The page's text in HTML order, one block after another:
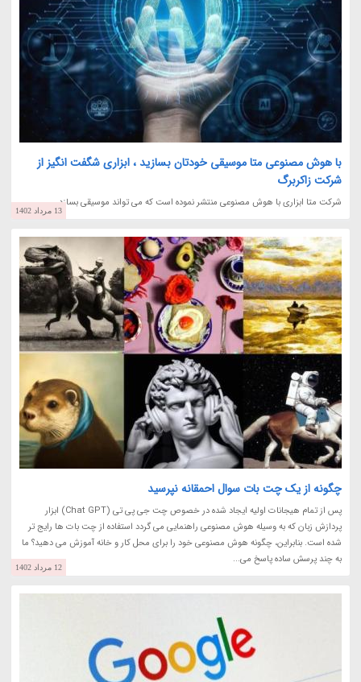
با هوش مصنوعی متا موسیقی خودتان بسازید ، ابزاری شگفت انگیز از
شرکت زاکربرگ
شرکت متا ابزاری با هوش مصنوعی منتشر نموده است که می تواند موسیقی بسازد.
13 مرداد 1402
چگونه از یک چت بات سوال احمقانه نپرسید
پس از تمام هیجانات اولیه ایجاد شده در خصوص چت جی پی تی (Chat GPT) ابزار
پردازش زبان که به وسیله هوش مصنوعی راهنمایی می گردد استفاده از چت بات ها رایج تر
شده است. بنابراین، چگونه هوش مصنوعی خود را برای محل کار و خانه آموزش می دهید؟ ما
به چند پرسش ساده پاسخ می...
12 مرداد 1402